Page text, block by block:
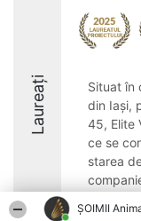
ŞOIMII
Laureați
Situat în
din Iași,
45, Elite
ce se
starea